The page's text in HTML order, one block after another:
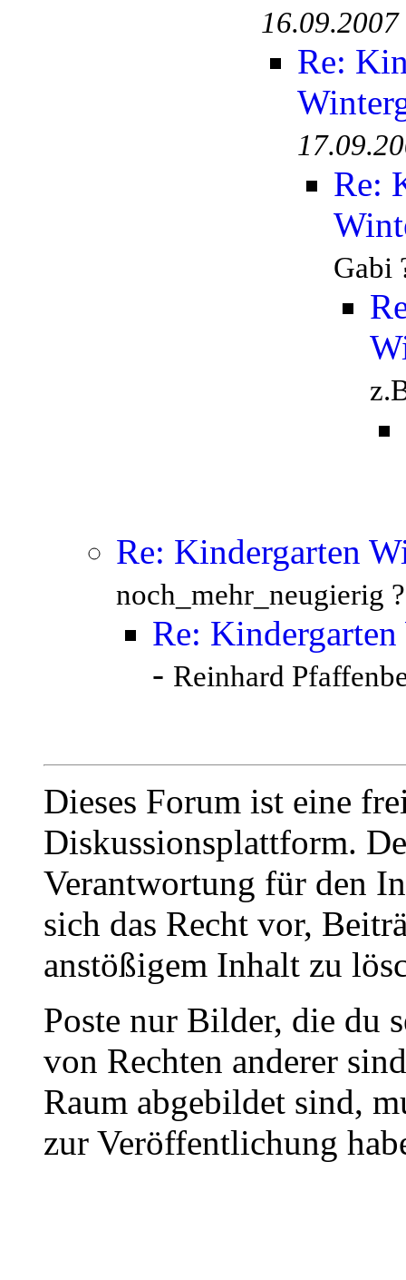
Re:
Re:
Gabi
Re: Kindergarten
noch_mehr_neugierig
Re:
- Reinhard
Dieses Forum ist eine
Diskussionsplattform.
Verantwortung für den
sich das Recht vor,
anstößigem Inhalt zu
Poste nur Bilder, die du
von Rechten anderer
Raum abgebildet sind,
zur Veröffentlichung